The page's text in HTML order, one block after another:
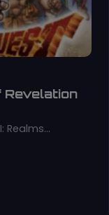
Revelation
Realms…